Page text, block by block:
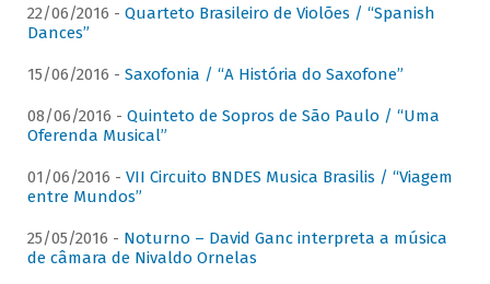
22/06/2016 - Quarteto Brasileiro de Violões / “Spanish
Dances”
15/06/2016 - Saxofonia / “A História do Saxofone”
08/06/2016 - Quinteto de Sopros de São Paulo / “Uma
Oferenda Musical”
01/06/2016 - VII Circuito BNDES Musica Brasilis / “Viagem
entre Mundos”
25/05/2016 - Noturno – David Ganc interpreta a música
de câmara de Nivaldo Ornelas